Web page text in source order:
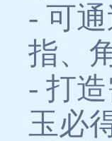
- 可
指、
- 打
玉必